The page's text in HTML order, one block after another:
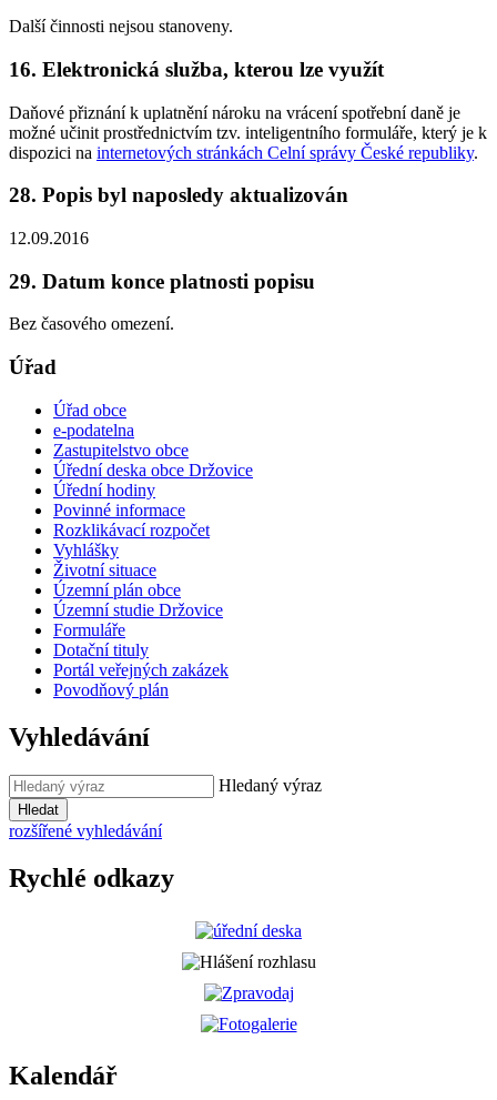
Další činnosti nejsou stanoveny.
16. Elektronická služba, kterou lze využít
Daňové přiznání k uplatnění nároku na vrácení spotřební daně je
možné učinit prostřednictvím tzv. inteligentního formuláře, který je k
dispozici na internetových stránkách Celní správy České republiky.
28. Popis byl naposledy aktualizován
12.09.2016
29. Datum konce platnosti popisu
Bez časového omezení.
Úřad
Úřad obce
e-podatelna
Zastupitelstvo obce
Úřední deska obce Držovice
Úřední hodiny
Povinné informace
Rozklikávací rozpočet
Vyhlášky
Životní situace
Územní plán obce
Územní studie Držovice
Formuláře
Dotační tituly
Portál veřejných zakázek
Povodňový plán
Vyhledávání
Hledaný výraz
Hledat
rozšířené vyhledávání
Rychlé odkazy
Kalendář